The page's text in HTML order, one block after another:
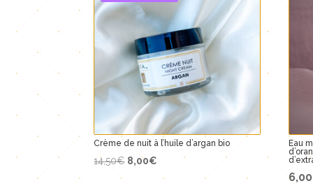
Crème de nuit à l’huile d’argan bio
14,50€ Le
8,00€
prix
Eau
6,00